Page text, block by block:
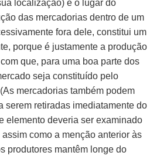
localização) e o lugar do
das mercadorias dentro de um
fora dele, constitui um
porque é justamente a produção
que, para uma boa parte dos
seja constituído pelo
mercadorias também podem
serem retiradas imediatamente do
elemento deveria ser examinado
como a menção anterior às
produtores mantêm longe do